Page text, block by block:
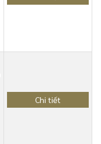
Chi tiết